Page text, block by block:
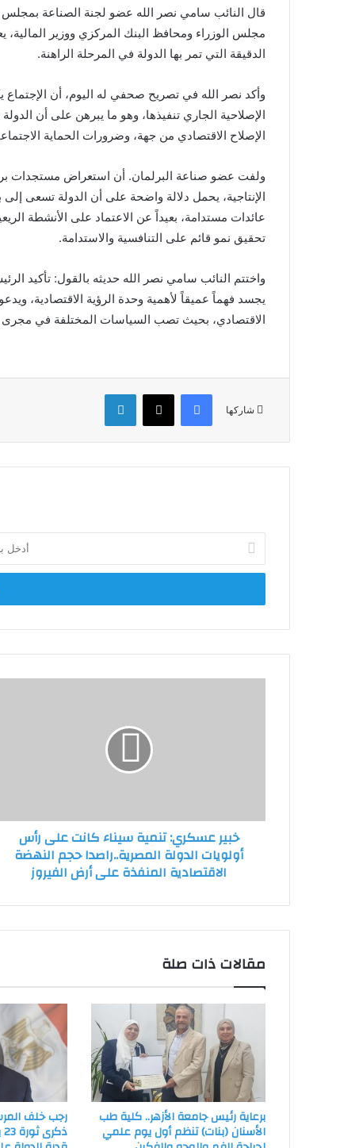
قال النائب سامي نصر الله عضو لجنة الصناعة
مجلس الوزراء ومحافظ البنك المركزي ووزير المالية،
الدقيقة التي تمر بها الدولة في المرحلة الراهنة.
وأكد نصر الله في تصريح صحفي له اليوم، أن
الإصلاحية الجاري تنفيذها، وهو ما يبرهن على أن
الإصلاح الاقتصادي من جهة، وضرورات الحماية
ولفت عضو صناعة البرلمان. أن استعراض مستجدات
الإنتاجية، يحمل دلالة واضحة على أن الدولة تسعى
عائدات مستدامة، بعيداً عن الاعتماد على الأنشطة
تحقيق نمو قائم على التنافسية والاستدامة.
واختتم النائب سامي نصر الله حديثه بالقول: تأكيد
يجسد فهماً عميقاً لأهمية وحدة الرؤية الاقتصادية،
الاقتصادي، بحيث تصب السياسات المختلفة في مجرى
شاركها
فيسبوك ‫X لينكدإن
بريدك
الإلكتروني
الدولة
المصرية..راصدا
خبير عسكري: تنمية سيناء كانت على رأس
أولويات الدولة المصرية..راصدا حجم النهضة
الاقتصادية المنفذة على أرض الفيروز
مقالات ذات صلة
برعاية رئيس جامعة الأزهر.. كلية طب
الأسنان (بنات) تنظم أول يوم علمي
رجب خلف